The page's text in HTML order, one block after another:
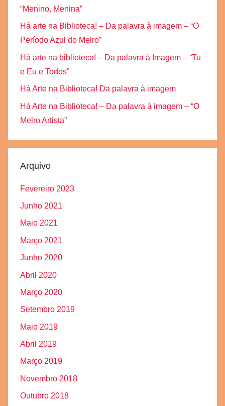
“Menino, Menina”
Há arte na Biblioteca! – Da palavra à imagem – “O
Período Azul do Melro”
Há arte na biblioteca! – Da palavra à Imagem – “Tu
e Eu e Todos”
Há Arte na Biblioteca! Da palavra à imagem
Há Arte na Biblioteca! – Da palavra à imagem – “O
Melro Artista”
Arquivo
Fevereiro 2023
Junho 2021
Maio 2021
Março 2021
Junho 2020
Abril 2020
Março 2020
Setembro 2019
Maio 2019
Abril 2019
Março 2019
Novembro 2018
Outubro 2018